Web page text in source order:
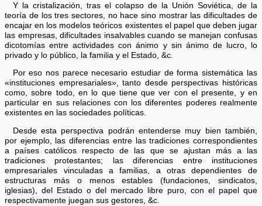
Y la cristalización, tras el colapso de la Unión Soviética, de la
teoría de los tres sectores, no hace sino mostrar las dificultades de
encajar en los modelos teóricos existentes el papel que deben jugar
las empresas, dificultades insalvables cuando se manejan confusas
dicotomías entre actividades con ánimo y sin ánimo de lucro, lo
privado y lo público, la familia y el Estado, &c.
Por eso nos parece necesario estudiar de forma sistemática las
«instituciones empresariales», tanto desde perspectivas históricas
como, sobre todo, en lo que tiene que ver con el presente, y en
particular en sus relaciones con los diferentes poderes realmente
existentes en las sociedades políticas.
Desde esta perspectiva podrán entenderse muy bien también,
por ejemplo, las diferencias entre las tradiciones correspondientes
a países católicos respecto de las que se ajustan más a las
tradiciones protestantes; las diferencias entre instituciones
empresariales vinculadas a familias, a otras dependientes de
estructuras más o menos estables (fundaciones, sindicatos,
iglesias), del Estado o del mercado libre puro, con el papel que
respectivamente juegan sus gestores, &c.